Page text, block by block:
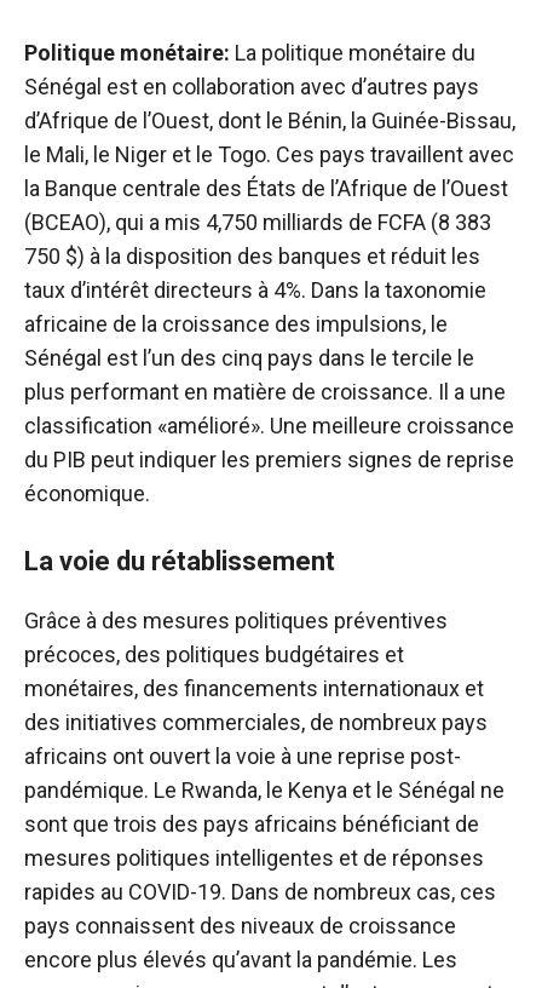
Politique monétaire: La politique monétaire du
Sénégal est en collaboration avec d’autres pays
d’Afrique de l’Ouest, dont le Bénin, la Guinée-Bissau,
le Mali, le Niger et le Togo. Ces pays travaillent avec
la Banque centrale des États de l’Afrique de l’Ouest
(BCEAO), qui a mis 4,750 milliards de FCFA (8 383
750 $) à la disposition des banques et réduit les
taux d’intérêt directeurs à 4%. Dans la taxonomie
africaine de la croissance des impulsions, le
Sénégal est l’un des cinq pays dans le tercile le
plus performant en matière de croissance. Il a une
classification «amélioré». Une meilleure croissance
du PIB peut indiquer les premiers signes de reprise
économique.
La voie du rétablissement
Grâce à des mesures politiques préventives
précoces, des politiques budgétaires et
monétaires, des financements internationaux et
des initiatives commerciales, de nombreux pays
africains ont ouvert la voie à une reprise post-
pandémique. Le Rwanda, le Kenya et le Sénégal ne
sont que trois des pays africains bénéficiant de
mesures politiques intelligentes et de réponses
rapides au COVID-19. Dans de nombreux cas, ces
pays connaissent des niveaux de croissance
encore plus élevés qu’avant la pandémie. Les